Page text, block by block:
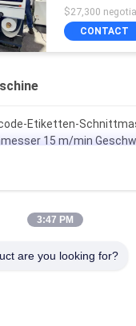
Aufkleber
Cutter
$27,300
CONTACT
Etiketten-
15 m/min
Die Cutting Sticker
mit PLC-Steuerung
3:47 PM
are you looking for?